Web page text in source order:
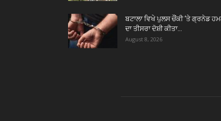
ਬਟਾਲਾ ਵਿਖੇ ਪੁਲਸ ਚੌਂਕੀ ‘ਤੇ ਗ੍ਰਨੇਡ
ਦਾ ਤੀਸਰਾ ਦੋਸ਼ੀ ਕੀਤਾ...
August 8, 2026